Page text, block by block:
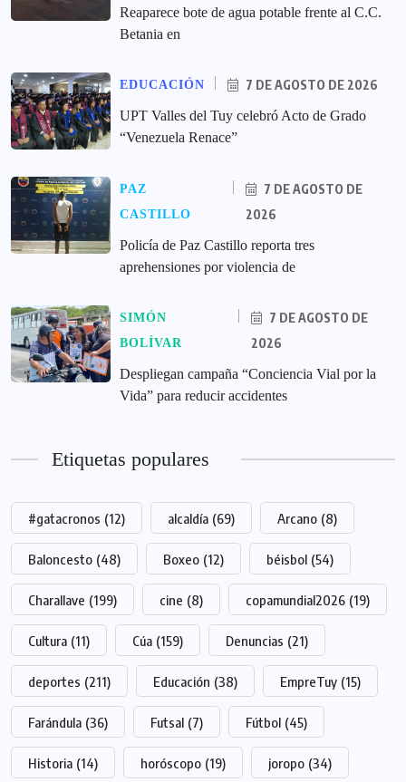
Reaparece bote de agua potable frente al C.C.
Betania en
EDUCACIÓN
7 DE AGOSTO DE 2026
UPT Valles del Tuy celebró Acto de Grado
“Venezuela Renace”
PAZ
CASTILLO
7 DE AGOSTO DE
2026
‎Policía de Paz Castillo reporta tres
aprehensiones por violencia de
SIMÓN
BOLÍVAR
7 DE AGOSTO DE
2026
‎Despliegan campaña “Conciencia Vial por la
Vida” para reducir accidentes
Etiquetas populares
#gatacronos (12) alcaldía (69) Arcano (8)
Baloncesto (48) Boxeo (12) béisbol (54)
Charallave (199) cine (8) copamundial2026 (19)
Cultura (11) Cúa (159) Denuncias (21)
deportes (211) Educación (38) EmpreTuy (15)
Farándula (36) Futsal (7) Fútbol (45)
Historia (14) horóscopo (19) joropo (34)